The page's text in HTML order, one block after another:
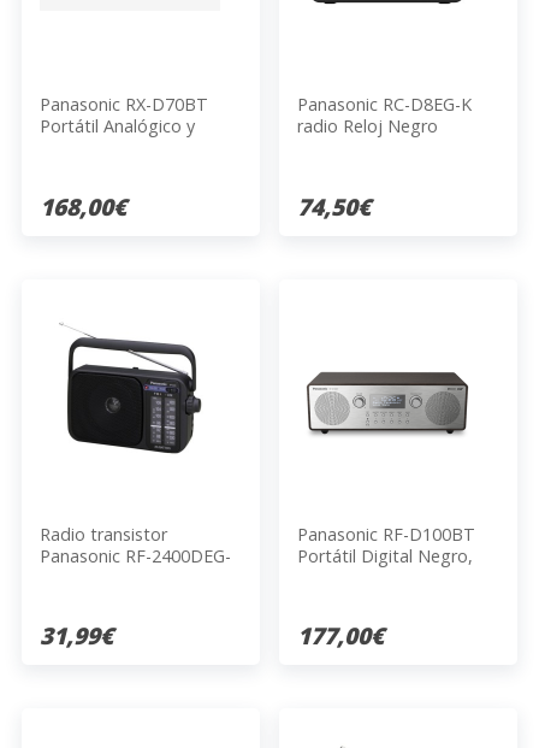
Panasonic RX-D70BT
Portátil Analógico y
168,00€
Panasonic RC-D8EG-K
radio Reloj Negro
74,50€
Radio transistor
Panasonic RF-2400DEG-
31,99€
Panasonic RF-D100BT
Portátil Digital Negro,
177,00€